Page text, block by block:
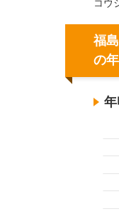
コウ
福
の